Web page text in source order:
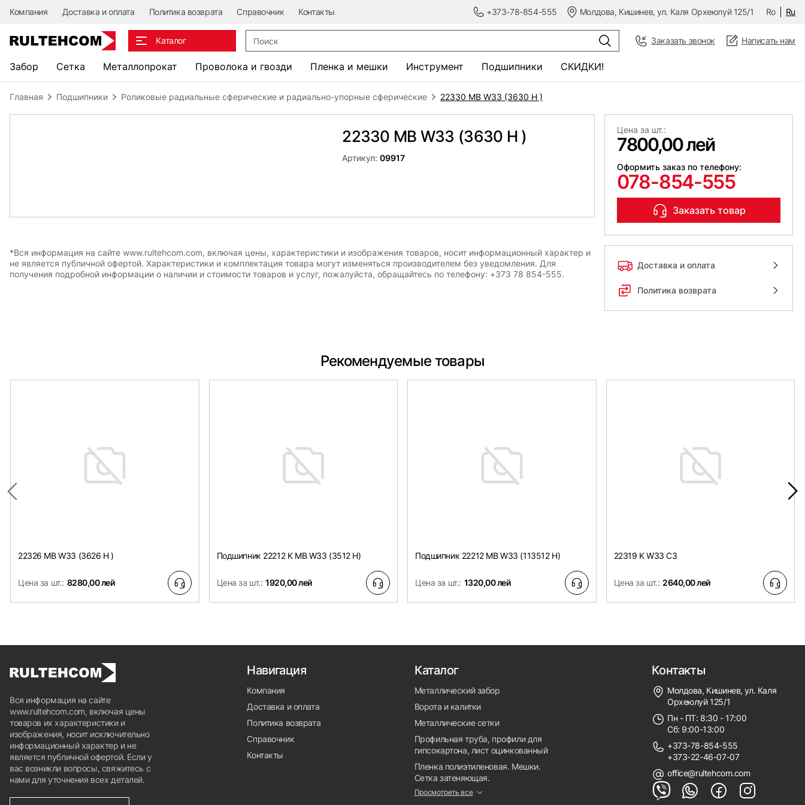
Компания Доставка и оплата Политика возврата Справочник Контакты +373-78-854-555 Молдова, Кишинев, ул. Каля Орхеюлуй 125/1 Ro Ru
Каталог Заказать звонок Написать нам
Забор Сетка Металлопрокат Проволока и гвозди Пленка и мешки Инструмент Подшипники СКИДКИ!
Главная Подшипники Роликовые радиальные сферические и радиально-упорные сферические 22330 MB W33 (3630 H )
22330 MB W33 (3630 H )
Артикул:09917
Цена за шт.:
7800,00 лей
Оформить заказ по телефону:
078-854-555
Заказать товар
Доставка и оплата
Политика возврата
*Вся информация на сайте www.rultehcom.com, включая цены, характеристики и изображения товаров, носит информационный характер и
не является публичной офертой. Характеристики и комплектация товара могут изменяться производителем без уведомления. Для
получения подробной информации о наличии и стоимости товаров и услуг, пожалуйста, обращайтесь по телефону: +373 78 854-555.
Рекомендуемые товары
22326 MB W33 (3626 H )
Цена за шт.: 8280,00 лей
Подшипник 22212 K MB W33 (3512 H)
Цена за шт.: 1920,00 лей
Подшипник 22212 MB W33 (113512 H)
Цена за шт.: 1320,00 лей
22319 K W33 C3
Цена за шт.: 2640,00 лей
Вся информация на сайте
www.rultehcom.com, включая цены
товаров их характеристики и
изображения, носит исключительно
информационный характер и не
является публичной офертой. Если у
вас возникли вопросы, свяжитесь с
нами для уточнения всех деталей.
Навигация
Компания
Доставка и оплата
Политика возврата
Справочник
Контакты
Каталог
Металлический забор
Ворота и калитки
Металлические сетки
Профильная труба, профили для
гипсокартона, лист оцинкованный
Пленка полиэтиленовая. Мешки.
Сетка затеняющая.
Просмотреть все
Контакты
Молдова, Кишинев, ул. Каля
Орхеюлуй 125/1
Пн - ПТ: 8:30 - 17:00
Сб: 9:00-13:00
+373-78-854-555
+373-22-46-07-07
office@rultehcom.com